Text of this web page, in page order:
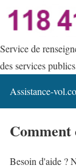
Service de
des services
Assistance-
Besoin d'aide ?